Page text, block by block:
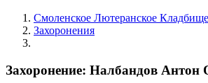
Смоленское Лютеранское Кладбище
Захоронения
Захоронение: Налбандов Антон